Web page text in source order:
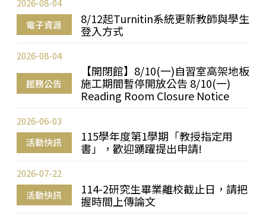
電子資源
8/12起Turnitin系統更新教師與學生
登入方式
2026-08-04
館務公告
【開閉館】8/10(一)自習室高架地板
施工期間暫停開放公告 8/10(一)
Reading Room Closure Notice
2026-08-04
活動快訊
115學年度第1學期「教授指定用
書」，歡迎踴躍提出申請!
2026-06-03
活動快訊
114-2研究生畢業離校截止日，請把
握時間上傳論文
2026-07-22